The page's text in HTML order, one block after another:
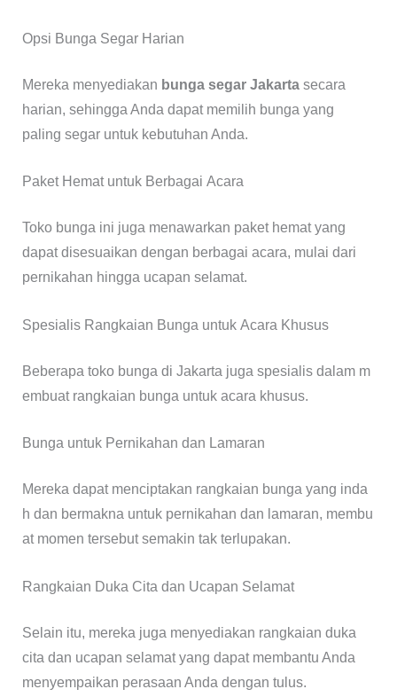
Opsi Bunga Segar Harian
Mereka menyediakan bunga segar Jakartasecara
harian, sehingga Anda dapat memilih bunga yang
paling segar untuk kebutuhan Anda.
Paket Hemat untuk Berbagai Acara
Toko bunga ini juga menawarkan paket hemat yang
dapat disesuaikan dengan berbagai acara, mulai dari
pernikahan hingga ucapan selamat.
Spesialis Rangkaian Bunga untuk Acara Khusus
Beberapa toko bunga di Jakarta juga spesialis dalam m
embuat rangkaian bunga untuk acara khusus.
Bunga untuk Pernikahan dan Lamaran
Mereka dapat menciptakan rangkaian bunga yang inda
h dan bermakna untuk pernikahan dan lamaran, membu
at momen tersebut semakin tak terlupakan.
Rangkaian Duka Cita dan Ucapan Selamat
Selain itu, mereka juga menyediakan rangkaian duka
cita dan ucapan selamat yang dapat membantu Anda
menyempaikan perasaan Anda dengan tulus.